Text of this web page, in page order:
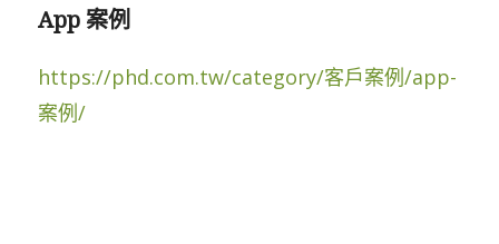
App 案例
https://phd.com.tw/category/客戶案例/app-
案例/